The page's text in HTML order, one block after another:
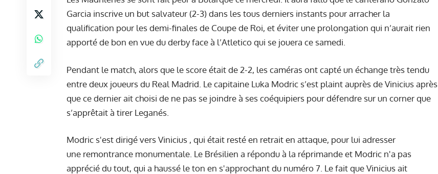
Garcia inscrive un but salvateur (2-3) dans les tous derniers instants pour arracher la
qualification pour les demi-finales de Coupe de Roi, et éviter une prolongation qui n’aurait rien
apporté de bon en vue du derby face à l’Atletico qui se jouera ce samedi.
Pendant le match, alors que le score était de 2-2, les caméras ont capté un échange très tendu
entre deux joueurs du Real Madrid. Le capitaine Luka Modric s’est plaint auprès de Vinicius après
que ce dernier ait choisi de ne pas se joindre à ses coéquipiers pour défendre sur un corner que
s’apprêtait à tirer Leganés.
Modric s'est dirigé vers Vinicius , qui était resté en retrait en attaque, pour lui adresser
une remontrance monumentale. Le Brésilien a répondu à la réprimande et Modric n'a pas
apprécié du tout, qui a haussé le ton en s'approchant du numéro 7. Le fait que Vinicius ait